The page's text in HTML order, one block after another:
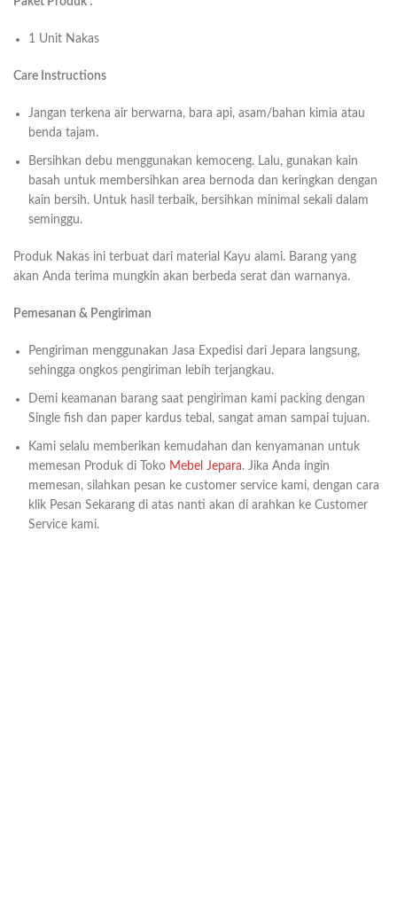
1 Unit Nakas
Care Instructions
Jangan terkena air berwarna, bara api, asam/bahan kimia atau
benda tajam.
Bersihkan debu menggunakan kemoceng. Lalu, gunakan kain
basah untuk membersihkan area bernoda dan keringkan dengan
kain bersih. Untuk hasil terbaik, bersihkan minimal sekali dalam
seminggu.
Produk Nakas ini terbuat dari material Kayu alami. Barang yang
akan Anda terima mungkin akan berbeda serat dan warnanya.
Pemesanan & Pengiriman
Pengiriman menggunakan Jasa Expedisi dari Jepara langsung,
sehingga ongkos pengiriman lebih terjangkau.
Demi keamanan barang saat pengiriman kami packing dengan
Single fish dan paper kardus tebal, sangat aman sampai tujuan.
Kami selalu memberikan kemudahan dan kenyamanan untuk
memesan Produk di Toko Mebel Jepara. Jika Anda ingin
memesan, silahkan pesan ke customer service kami, dengan cara
klik Pesan Sekarang di atas nanti akan di arahkan ke Customer
Service kami.